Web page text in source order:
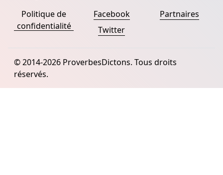
Politique de
confidentialité
Facebook
Twitter
Partnaires
© 2014-2026 ProverbesDictons. Tous droits
réservés.